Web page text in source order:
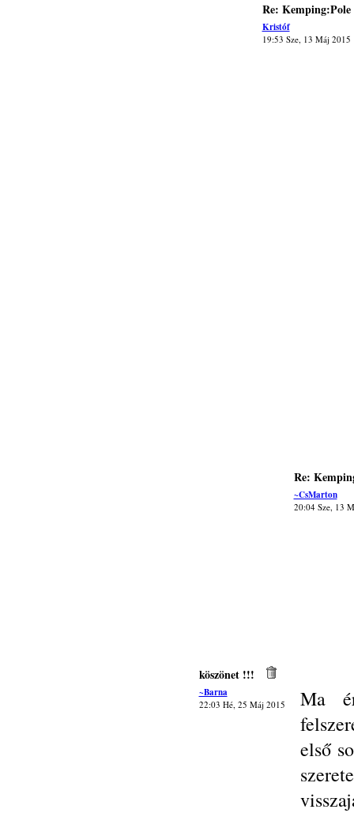
Re: Kemping:Pole
Kristóf
19:53 Sze, 13 Máj 2015
Re:
~CsMarton
20:04 Sze, 13
köszönet !!!
~Barna
22:03 Hé, 25 Máj 2015
Ma
első